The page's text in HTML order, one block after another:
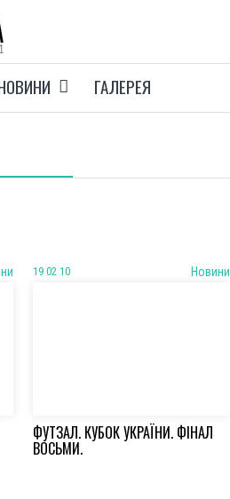
ГАЛЕРЕЯ
19 02 10 Новини
ФУТЗАЛ. КУБОК УКРАЇНИ. ФІНАЛ
ВОСЬМИ.